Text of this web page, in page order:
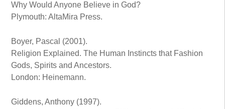
Why Would Anyone Believe in God?
Plymouth: AltaMira Press.
Boyer, Pascal (2001).
Religion Explained. The Human Instincts that Fashion
Gods, Spirits and Ancestors.
London: Heinemann.
Giddens, Anthony (1997).